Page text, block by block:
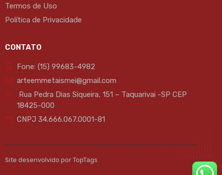
Termos de Uso
Política de Privacidade
CONTATO
Fone: (15) 99683-4982
arteemmetaismei@gmail.com
Rua Pedra Dias Siqueira, 151 – Taquarivai -SP CEP
18425-000
CNPJ 34.666.067.0001-81
Site desenvolvido por TopTags